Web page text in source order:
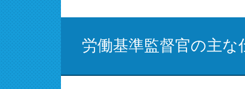
労働基準監督官の主な